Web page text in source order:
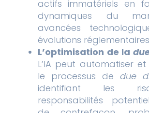
actifs immatériels en
dynamiques du
avancées
évolutions
L’optimisation de la
L’IA peut automatiser
le processus de due
identifiant les
responsabilités